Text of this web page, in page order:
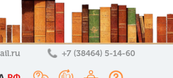
+7 (38464) 5-14-60